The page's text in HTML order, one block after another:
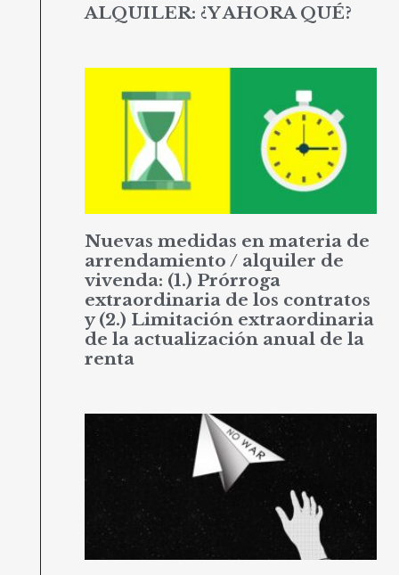
ALQUILER: ¿Y AHORA QUÉ?
Nuevas medidas en materia de
arrendamiento / alquiler de
vivenda: (1.) Prórroga
extraordinaria de los contratos
y (2.) Limitación extraordinaria
de la actualización anual de la
renta